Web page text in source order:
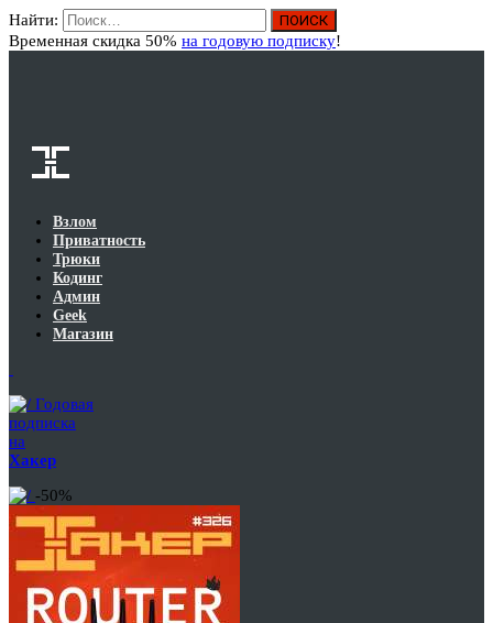
Найти:
Временная скидка 50% на годовую подписку!
Взлом
Приватность
Трюки
Кодинг
Админ
Geek
Магазин
Годовая
подписка
на
Хакер
-50%